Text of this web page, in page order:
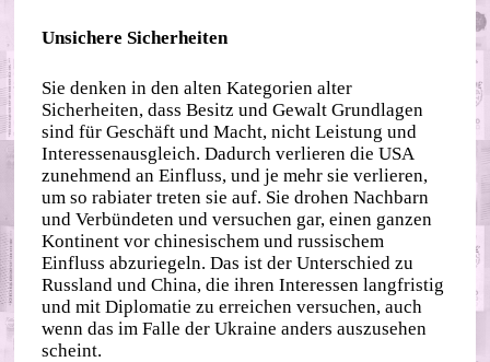
Unsichere Sicherheiten
Sie denken in den alten Kategorien alter
Sicherheiten, dass Besitz und Gewalt Grundlagen
sind für Geschäft und Macht, nicht Leistung und
Interessenausgleich. Dadurch verlieren die USA
zunehmend an Einfluss, und je mehr sie verlieren,
um so rabiater treten sie auf. Sie drohen Nachbarn
und Verbündeten und versuchen gar, einen ganzen
Kontinent vor chinesischem und russischem
Einfluss abzuriegeln. Das ist der Unterschied zu
Russland und China, die ihren Interessen langfristig
und mit Diplomatie zu erreichen versuchen, auch
wenn das im Falle der Ukraine anders auszusehen
scheint.